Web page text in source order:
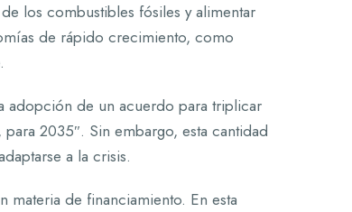
los combustibles fósiles y alimentar
de rápido crecimiento, como
adopción de un acuerdo para triplicar
2035″. Sin embargo, esta cantidad
a la crisis.
de financiamiento. En esta